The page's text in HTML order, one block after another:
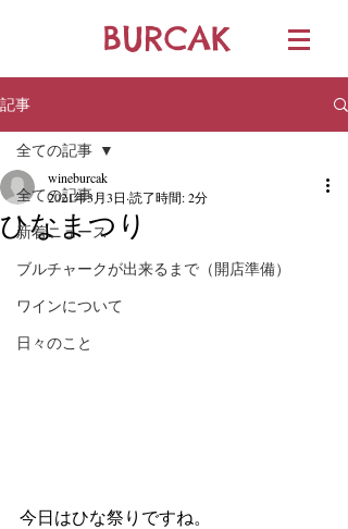
BURCAK
記事
全ての記事
新着ニュース
ブルチャークが出来るまで（開店準備）
ワインについて
日々のこと
全ての記事
ひなまつり
wineburcak
2021年3月3日 読了時間: 2分
今日はひな祭りですね。